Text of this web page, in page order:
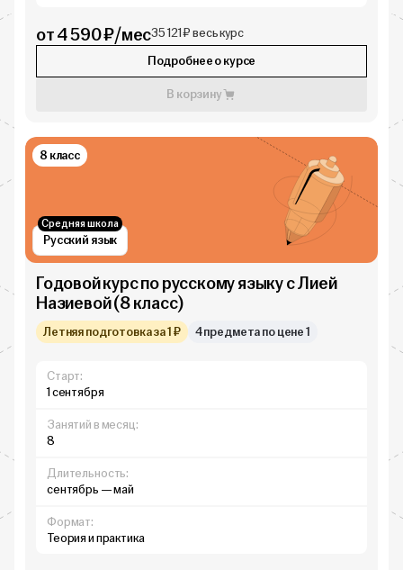
от 4 590 ₽/мес35 121 ₽ весь курс
Подробнее о курсе
В корзину
Русский язык
Средняя школа
8 класс
Годовой курс по русскому языку c Лией
Назиевой (8 класс)
Летняя подготовка за 1 ₽ 4 предмета по цене 1
Старт:
1 сентября
Занятий в месяц:
8
Длительность:
сентябрь — май
Формат:
Теория и практика